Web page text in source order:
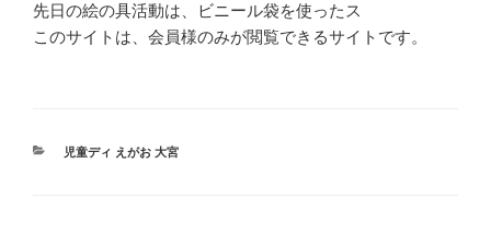
先日の絵の具活動は、ビニール袋を使ったス
このサイトは、会員様のみが閲覧できるサイトです。
カ
児童ディ えがお 大宮